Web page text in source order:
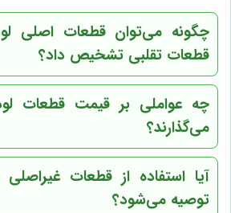
چگونه می‌توان قطعات اصلی
قطعات تقلبی تشخیص داد؟
چه عواملی بر قیمت قطعات
می‌گذارند؟
آیا استفاده از قطعات غیراصلی
توصیه می‌شود؟